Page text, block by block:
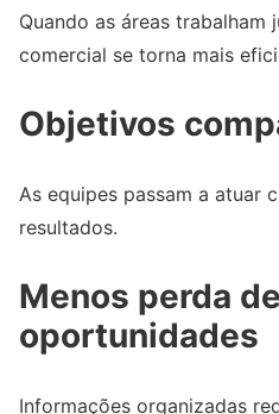
Quando as áreas trabalham
comercial se torna mais
Objetivos
As equipes passam a atuar
resultados.
Menos perda de
oportunidades
Informações organizadas